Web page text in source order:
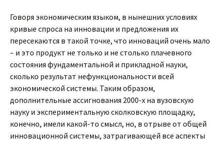
Говоря экономическим языком, в нынешних условиях
кривые спроса на инновации и предложения их
пересекаются в такой точке, что инноваций очень мало
– и это продукт не только и не столько плачевного
состояния фундаментальной и прикладной науки,
сколько результат нефункциональности всей
экономической системы. Таким образом,
дополнительные ассигнования 2000-х на вузовскую
науку и экспериментальную сколковскую площадку,
конечно, имели какой-то смысл, но, в отрыве от общей
инновационной системы, затрагивающей все аспекты